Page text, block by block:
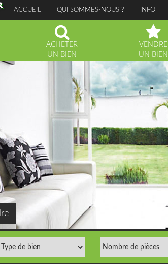
ACCUEIL QUI SOMMES-NOUS ? INFO
ACHETER
UN BIEN
VENDRE
UN BIEN